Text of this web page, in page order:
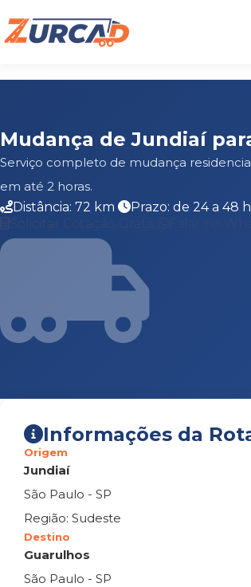
Mudança de Jundiaí
Serviço completo de mudança
em até 2 horas.
Distância: 72 km
Prazo: de 24 a 48
Informações da
Origem
Jundiaí
São Paulo - SP
Região: Sudeste
Destino
Guarulhos
São Paulo - SP